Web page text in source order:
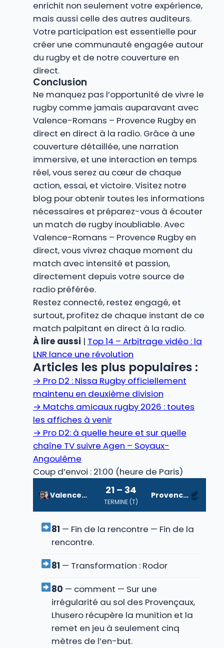
enrichit non seulement votre expérience,
mais aussi celle des autres auditeurs.
Votre participation est essentielle pour
créer une communauté engagée autour
du rugby et de notre couverture en
direct.
Conclusion
Ne manquez pas l’opportunité de vivre le
rugby comme jamais auparavant avec
Valence-Romans – Provence Rugby en
direct en direct à la radio. Grâce à une
couverture détaillée, une narration
immersive, et une interaction en temps
réel, vous serez au cœur de chaque
action, essai, et victoire. Visitez notre
blog pour obtenir toutes les informations
nécessaires et préparez-vous à écouter
un match de rugby inoubliable. Avec
Valence-Romans – Provence Rugby en
direct, vous vivrez chaque moment du
match avec intensité et passion,
directement depuis votre source de
radio préférée.
Restez connecté, restez engagé, et
surtout, profitez de chaque instant de ce
match palpitant en direct à la radio.
À lire aussi | Top 14 – Arbitrage vidéo : la
LNR lance une révolution
Articles les plus populaires :
→ Pro D2 : Nissa Rugby officiellement
maintenu en deuxième division
→ Matchs amicaux rugby 2026 : toutes
les affiches à venir
→ Pro D2: à quelle heure et sur quelle
chaîne TV suivre Agen – Soyaux-
Angoulême
Coup d’envoi : 21:00 (heure de Paris)
Valence-Romans 21 – 34
TERMINE (T)
Provence Rugby
81 — Fin de la rencontre — Fin de la
rencontre.
81 — Transformation : Rodor
80 — comment — Sur une
irrégularité au sol des Provençaux,
Lhusero récupère la munition et la
remet en jeu à seulement cinq
mètres de l’en-but.